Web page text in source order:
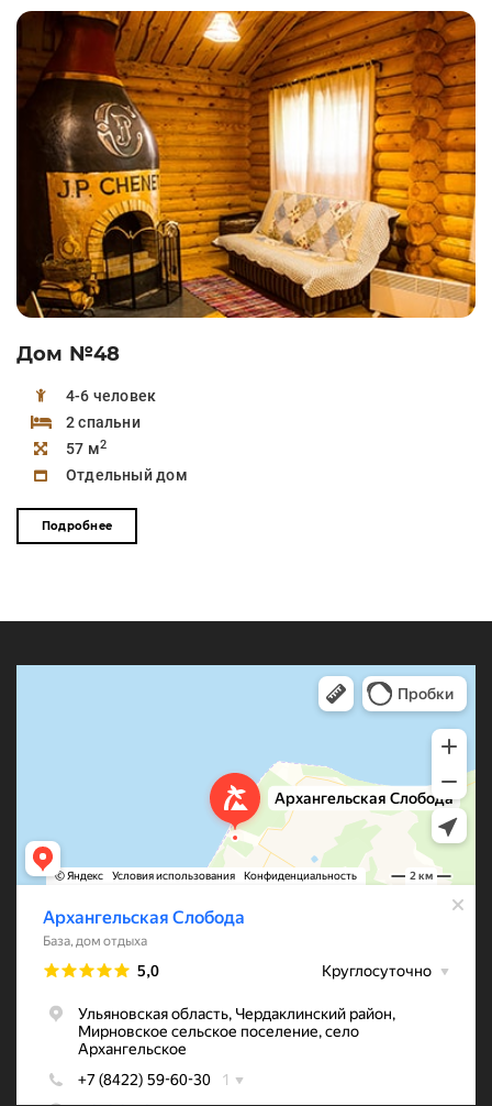
Дом №48
4-6 человек
2 спальни
57 м2
Отдельный дом
Подробнее